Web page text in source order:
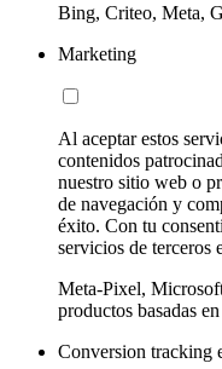
Bing, Criteo, Meta,
Marketing
Al aceptar estos
contenidos
nuestro sitio web o
de navegación y
éxito. Con tu
servicios de terceros
Meta-Pixel,
productos basadas
Conversion tracking